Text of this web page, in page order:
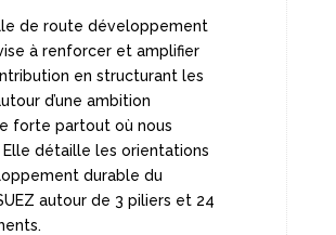
de route développement
à renforcer et amplifier
en structurant les
d’une ambition
forte partout où nous
Elle détaille les orientations
durable du
autour de 3 piliers et 24